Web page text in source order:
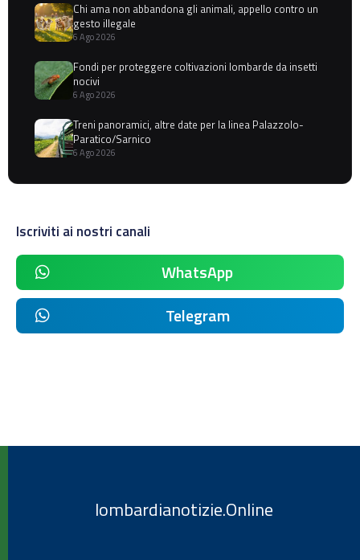
Chi ama non abbandona gli animali, appello contro un
gesto illegale
6 Ago 2026
Fondi per proteggere coltivazioni lombarde da insetti
nocivi
6 Ago 2026
Treni panoramici, altre date per la linea Palazzolo-
Paratico/Sarnico
6 Ago 2026
Iscriviti ai nostri canali
WhatsApp
Telegram
lombardianotizie.Online